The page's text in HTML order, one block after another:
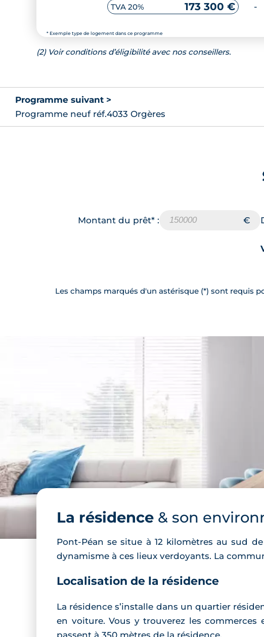
* Exemple type de logement dans ce programme
TVA 20% 173 300 € -
(2) Voir conditions d’éligibilité avec nos conseillers.
Programme suivant >
Programme neuf réf.4033 Orgères
Montant du prêt* :
Les champs marqués d'un astérisque (*) sont requis
La résidence & son
Pont-Péan se situe à 12 kilomètres au sud
dynamisme à ces lieux verdoyants. La
Localisation de la résidence
La résidence s’installe dans un quartier
en voiture. Vous y trouverez les commerces
passent à 350 mètres de la résidence.